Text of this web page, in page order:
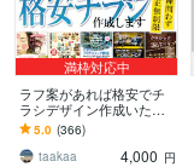
満枠対応中
ラフ案があれば格安でチ
ラシデザイン作成いたし
ます イメージはある！そ
んな方は是非。【修正無
制限】【業種問わず】
5.0 (366)
taakaa
4,000 円